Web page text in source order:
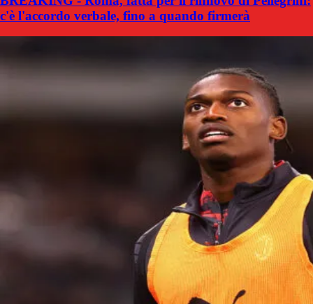
c'è l'accordo verbale, fino a quando firmerà